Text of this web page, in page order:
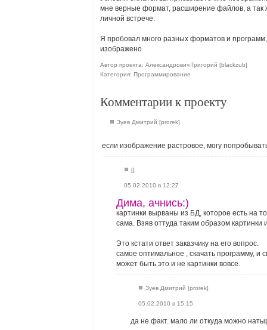
мне верные формат, расширение файлов, а так
личной встрече.
Я пробовал много разных форматов и
изображено
Автор проекта: Александрович Григорий [blackzub]
Категория: Программирование
Комментарии к проекту
Зуев Дмитрий [prorek]
если изображение растровое, могу
[]
05.02.2010 в 12:27
Дима, ачнись:)
картинки вырваны из БД, которое есть на
сама. Взяв оттуда таким образом картинки
Это кстати ответ заказчику на его вопрос.
самое оптимальное , скачать программу, и
может быть это и не картинки вовсе.
Зуев Дмитрий [prorek]
05.02.2010 в 15:15
да не факт. мало ли откуда можно